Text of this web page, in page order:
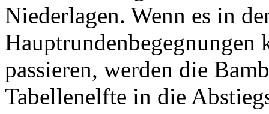
Niederlagen. Wenn es in
Hauptrundenbegegnungen
passieren, werden die
Tabellenelfte in die